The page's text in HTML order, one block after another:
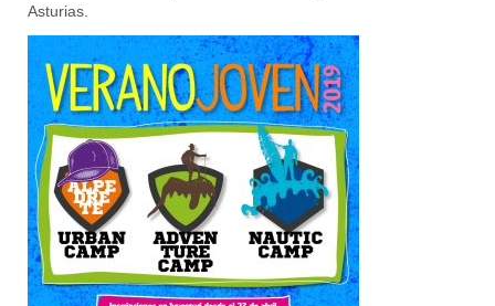
Asturias.